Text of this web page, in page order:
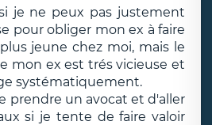
je ne peux pas justement
pour obliger mon ex à faire
jeune chez moi, mais le
mon ex est trés vicieuse et
systématiquement.
prendre un avocat et d'aller
si je tente de faire valoir